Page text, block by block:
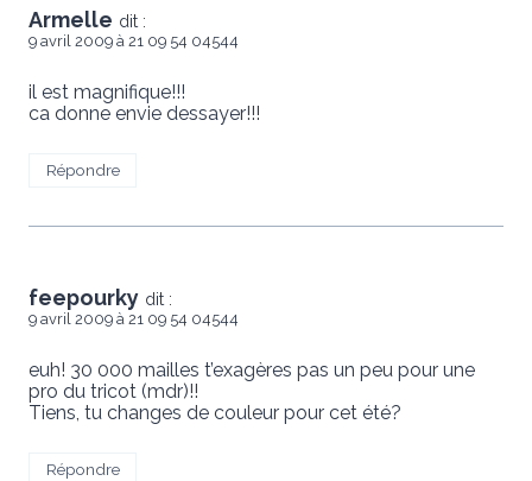
Armelle dit :
9 avril 2009 à 21 09 54 04544
il est magnifique!!!
ca donne envie dessayer!!!
Répondre
feepourky dit :
9 avril 2009 à 21 09 54 04544
euh! 30 000 mailles t’exagères pas un peu pour une
pro du tricot (mdr)!!
Tiens, tu changes de couleur pour cet été?
Répondre